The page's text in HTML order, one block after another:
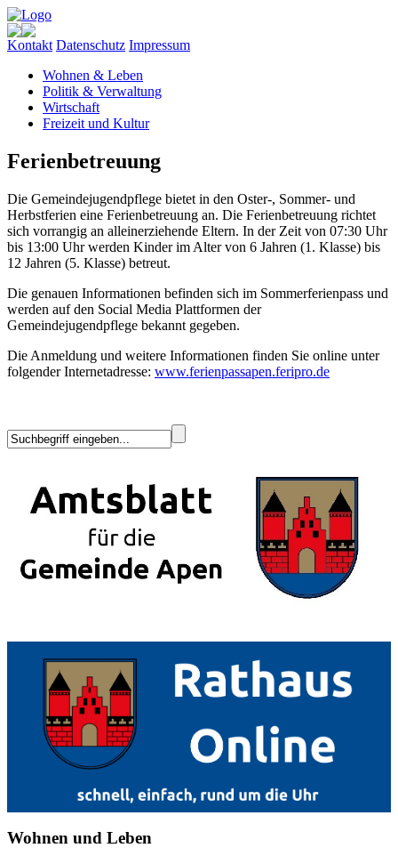
Kontakt Datenschutz Impressum
Wohnen & Leben
Politik & Verwaltung
Wirtschaft
Freizeit und Kultur
Ferienbetreuung
Die Gemeindejugendpflege bietet in den Oster-, Sommer- und
Herbstferien eine Ferienbetreuung an. Die Ferienbetreuung richtet
sich vorrangig an alleinerziehende Eltern. In der Zeit von 07:30 Uhr
bis 13:00 Uhr werden Kinder im Alter von 6 Jahren (1. Klasse) bis
12 Jahren (5. Klasse) betreut.
Die genauen Informationen befinden sich im Sommerferienpass und
werden auf den Social Media Plattformen der
Gemeindejugendpflege bekannt gegeben.
Die Anmeldung und weitere Informationen finden Sie online unter
folgender Internetadresse: www.ferienpassapen.feripro.de
Wohnen und Leben